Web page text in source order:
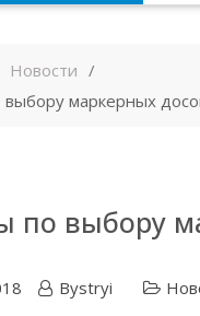
Новости
маркерных
по выбору
Bystryi